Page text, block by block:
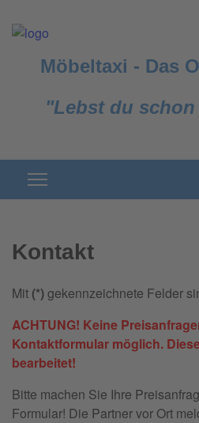
Möbeltaxi - Das
"Lebst du
Kontakt
Mit (*)gekennzeichnete Felder
ACHTUNG! Keine
Kontaktformular möglich.
bearbeitet!
Bitte machen Sie Ihre
Formular! Die Partner vor Ort